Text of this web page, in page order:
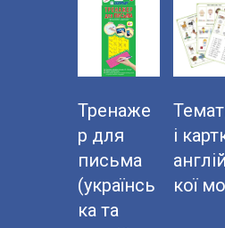
Тренаже
р для
письма
(українсь
ка та
і
кої